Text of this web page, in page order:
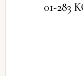
01-283